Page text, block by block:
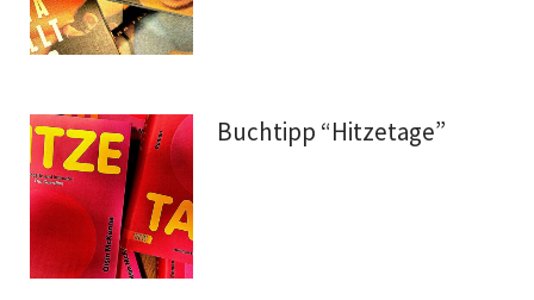
Buchtipp “Hitzetage”